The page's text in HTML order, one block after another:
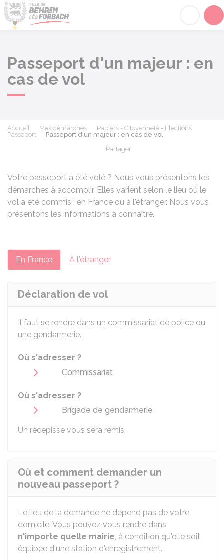
Passeport d'un majeur : en
cas de vol
Accueil Mes démarches
Papiers - Citoyenneté - Élections
Passeport
Passeport d'un majeur : en cas de vol
Partager
Votre passeport a été volé ? Nous vous présentons les
démarches à accomplir. Elles varient selon le lieu où le
vol a été commis : en France ou à l'étranger. Nous vous
présentons les informations à connaître.
En France À l'étranger
Déclaration de vol
Il faut se rendre dans un commissariat de police ou
une gendarmerie.
Où s'adresser ?
Commissariat
Où s'adresser ?
Brigade de gendarmerie
Un récépissé vous sera remis.
Où et comment demander un
nouveau passeport ?
Le lieu de la demande ne dépend pas de votre
domicile. Vous pouvez vous rendre dans
n'importe quelle mairie, à condition qu'elle soit
équipée d'une station d'enregistrement.